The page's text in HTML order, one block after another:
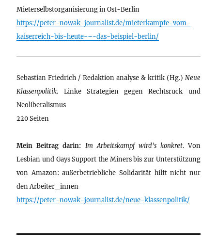
Mieterselbstorganisierung in Ost-Berlin
https://peter-nowak-journalist.de/mieterkampfe-vom-
kaiserreich-bis-heute-–-das-beispiel-berlin/
Sebastian Friedrich / Redaktion analyse & kritik (Hg.) Neue
Klassenpolitik. Linke Strategien gegen Rechtsruck und
Neoliberalismus
220 Seiten
Mein Beitrag darin: Im Arbeitskampf wird’s konkret. Von
Lesbian und Gays Support the Miners bis zur Unterstützung
von Amazon: außerbetriebliche Solidarität hilft nicht nur
den Arbeiter_innen
https://peter-nowak-journalist.de/neue-klassenpolitik/